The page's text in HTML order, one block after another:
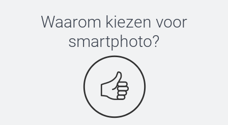
Waarom kiezen voor
smartphoto?